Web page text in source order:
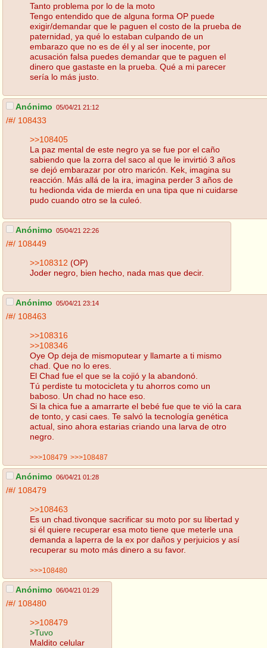
Tanto problema por lo de la moto
Tengo entendido que de alguna forma OP puede
exigir/demandar que le paguen el costo de la prueba de
paternidad, ya qué lo estaban culpando de un
embarazo que no es de él y al ser inocente, por
acusación falsa puedes demandar que te paguen el
dinero que gastaste en la prueba. Qué a mi parecer
sería lo más justo.
Anónimo 05/04/21 21:12
/#/ 108433
>>108405
La paz mental de este negro ya se fue por el caño
sabiendo que la zorra del saco al que le invirtió 3 años
se dejó embarazar por otro maricón. Kek, imagina su
reacción. Más allá de la ira, imagina perder 3 años de
tu hedionda vida de mierda en una tipa que ni cuidarse
pudo cuando otro se la culeó.
Anónimo 05/04/21 22:26
/#/ 108449
>>108312 (OP)
Joder negro, bien hecho, nada mas que decir.
Anónimo 05/04/21 23:14
/#/ 108463
>>108316
>>108346
Oye Op deja de mismoputear y llamarte a ti mismo
chad. Que no lo eres.
El Chad fue el que se la cojió y la abandonó.
Tú perdiste tu motocicleta y tu ahorros como un
baboso. Un chad no hace eso.
Si la chica fue a amarrarte el bebé fue que te vió la cara
de tonto, y casi caes. Te salvó la tecnología genética
actual, sino ahora estarias criando una larva de otro
negro.
>>>108479 >>>108487
Anónimo 06/04/21 01:28
/#/ 108479
>>108463
Es un chad.tivonque sacrificar su moto por su libertad y
si él quiere recuperar esa moto tiene que meterle una
demanda a laperra de la ex por daños y perjuicios y así
recuperar su moto más dinero a su favor.
>>>108480
Anónimo 06/04/21 01:29
/#/ 108480
>>108479
>Tuvo
Maldito celular